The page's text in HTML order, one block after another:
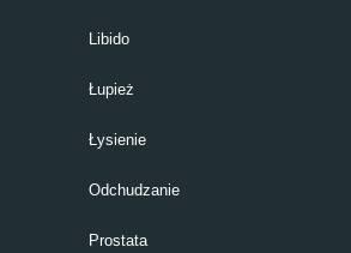
Libido
Łupież
Łysienie
Odchudzanie
Prostata